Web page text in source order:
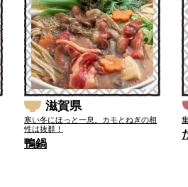
滋賀県
寒い冬にほっと一息。カモとねぎの相
性は抜群！
鴨鍋